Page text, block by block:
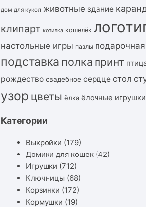
дом для кукол животные здание
клипарт копилка кошелёк
настольные игры пазлы
подставка полка принт
рождество свадебное сердце стол
узор цветы ёлка ёлочные игрушки
Категории
Выкройки (179)
Домики для кошек (42)
Игрушки (712)
Ключницы (68)
Корзинки (172)
Кормушки (19)